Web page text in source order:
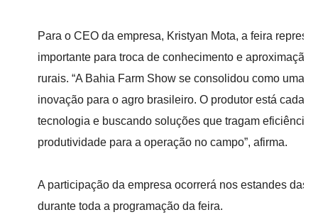
Para o CEO da empresa, Kristyan Mota, a feira
importante para troca de conhecimento e aproximação
rurais. “A Bahia Farm Show se consolidou como uma
inovação para o agro brasileiro. O produtor está cada
tecnologia e buscando soluções que tragam eficiência,
produtividade para a operação no campo”, afirma.
A participação da empresa ocorrerá nos estandes das
durante toda a programação da feira.